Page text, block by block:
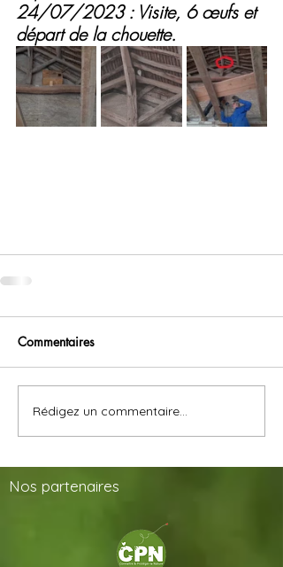
24/07/2023 : Visite, 6 œufs et
départ de la chouette.
Commentaires
Rédigez un commentaire...
Nos partenaires